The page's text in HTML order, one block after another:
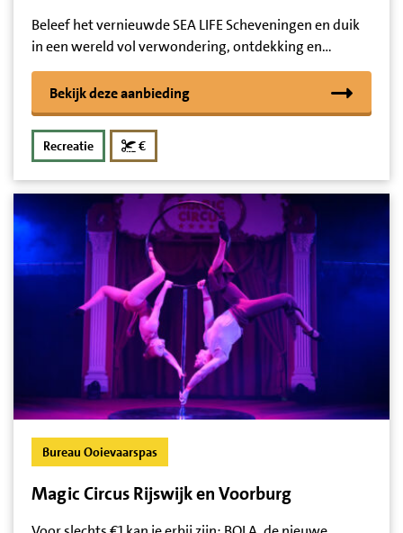
Beleef het vernieuwde SEA LIFE Scheveningen en duik
in een wereld vol verwondering, ontdekking en…
Bekijk deze aanbieding
Recreatie €korting
Bureau Ooievaarspas
Magic Circus Rijswijk en Voorburg